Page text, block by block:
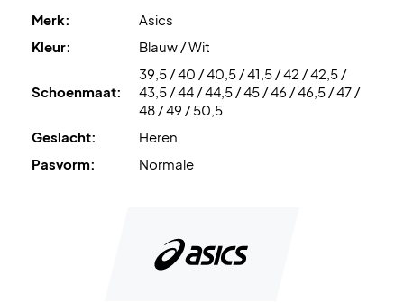
zijwaartse bewegingen.
Omhullende buitenzool en circulair patroon
verbeterde wrijving, grip en gewichtsverplaatsing – ideaal
voor nauwkeurige en gecontroleerde bewegingen op het
Speel met stabiliteit – bestel nu de Asics Gel-Tactic 13
Merk:
Asics
Kleur:
Blauw / Wit
Schoenmaat:
39,5 / 40 / 40,5 / 41,5 / 42 / 42,5 /
43,5 / 44 / 44,5 / 45 / 46 / 46,5 / 47 /
48 / 49 / 50,5
Geslacht:
Heren
Pasvorm:
Normale